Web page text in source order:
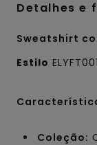
Detalhes e
Sweatshirt
Estilo
Coleção: